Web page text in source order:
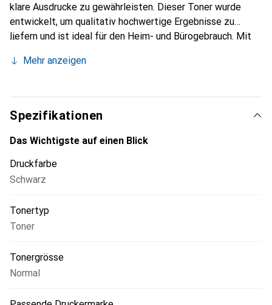
klare Ausdrucke zu gewährleisten. Dieser Toner wurde
entwickelt, um qualitativ hochwertige Ergebnisse zu
liefern und ist ideal für den Heim- und Bürogebrauch. Mit
vertrauen, dass dieser Toner hohe Druckvolumina ohne
Dokumente, Berichte und andere wichtige Ausdrucke.
Mehr anzeigen
Spezifikationen
Das Wichtigste auf einen Blick
Druckfarbe
Schwarz
Tonertyp
Toner
Tonergrösse
Normal